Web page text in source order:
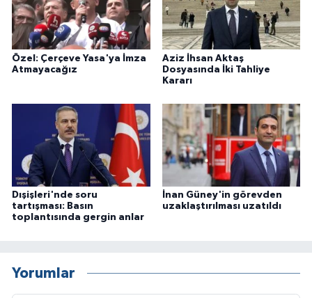
Özel: Çerçeve Yasa'ya İmza
Atmayacağız
Aziz İhsan Aktaş
Dosyasında İki Tahliye
Kararı
Dışişleri'nde soru
tartışması: Basın
toplantısında gergin anlar
İnan Güney'in görevden
uzaklaştırılması uzatıldı
Yorumlar